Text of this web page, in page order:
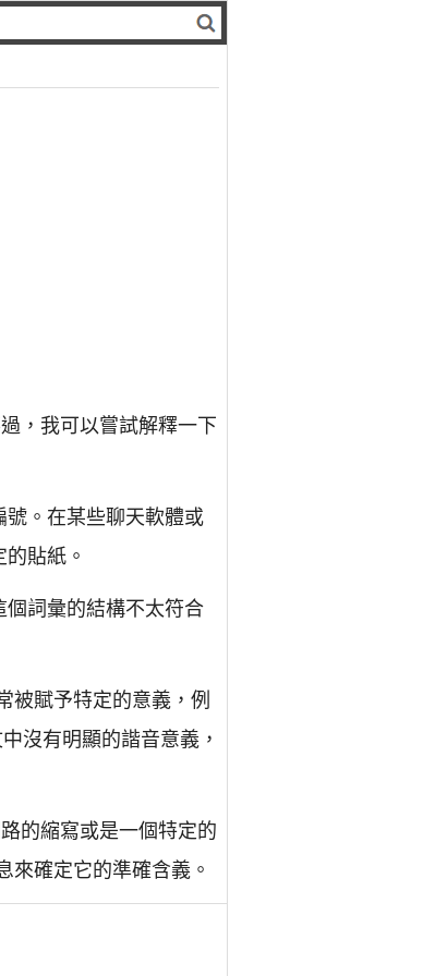
，我可以嘗試解釋一下
。在某些聊天軟體或
貼紙。
詞彙的結構不太符合
被賦予特定的意義，例
沒有明顯的諧音意義，
的縮寫或是一個特定的
來確定它的準確含義。